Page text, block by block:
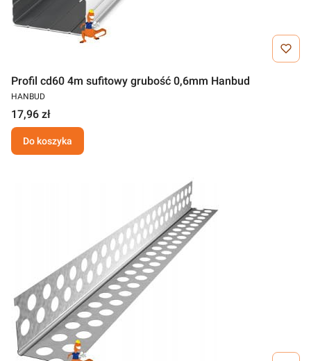
Profil cd60 4m sufitowy grubość 0,6mm Hanbud
HANBUD
17,96 zł
Do koszyka